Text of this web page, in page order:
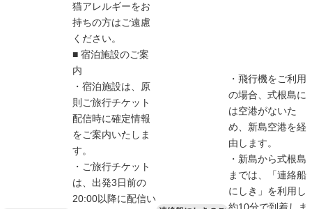
猫アレルギーをお
持ちの方はご遠慮
ください。
■ 宿泊施設のご案
内
・宿泊施設は、原
則ご旅行チケット
配信時に確定情報
をご案内いたしま
す。
・ご旅行チケット
は、出発3日前の
20:00以降に配信い
・飛行機をご利用
の場合、式根島に
は空港がないた
め、新島空港を経
由します。
・新島から式根島
までは、「連絡船
にしき」を利用し
約10分で到着しま